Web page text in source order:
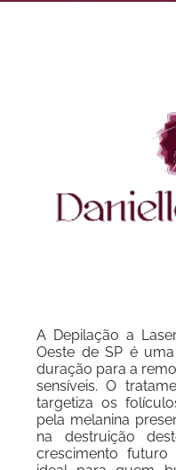
A Depilação a
Oeste de SP é
duração para a
sensíveis. O
targetiza os
pela melanina
na destruição
crescimento